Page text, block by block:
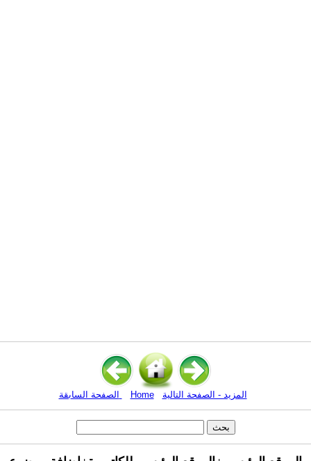
Home المزيد - الصفحة التالية